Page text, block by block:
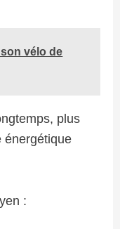
vélo de
plus
énergétique
: